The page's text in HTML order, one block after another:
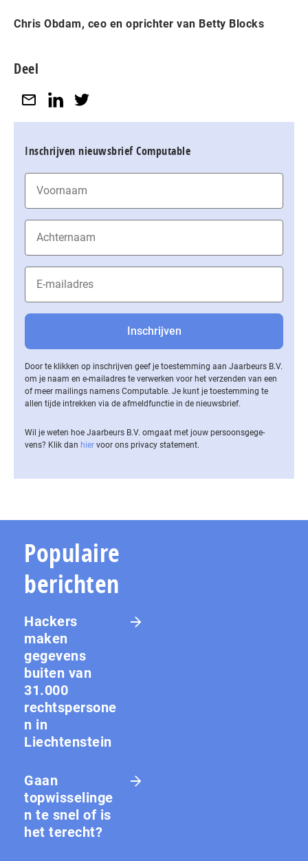
Chris Obdam, ceo en oprichter van Betty Blocks
Deel
Inschrijven nieuwsbrief Computable
Door te klikken op inschrijven geef je toestemming aan Jaarbeurs B.V.
om je naam en e-mailadres te verwerken voor het verzenden van een
of meer mailings namens Computable. Je kunt je toestemming te
allen tijde intrekken via de af­meld­func­tie in de nieuwsbrief.
Wil je weten hoe Jaarbeurs B.V. omgaat met jouw per­soons­ge­ge­
vens? Klik dan hier voor ons privacy statement.
Populaire
berichten
Hackers
maken
gegevens
buiten van
31.000
rechtspersone
n in
Liechtenstein
Gaan
topwisselinge
n te snel of is
het terecht?